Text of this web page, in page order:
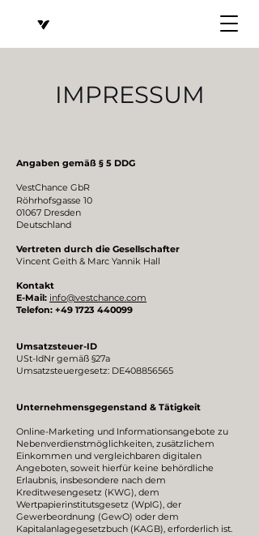
IMPRESSUM
Angaben gemäß § 5 DDG
VestChance GbR
Röhrhofsgasse 10
01067 Dresden
Deutschland
Vertreten durch die Gesellschafter
Vincent Geith & Marc Yannik Hall
​Kontakt
E-Mail: info@vestchance.com
Telefon: +49 1723 440099
Umsatzsteuer-ID
USt-IdNr gemäß §27a
Umsatzsteuergesetz: DE408856565
Unternehmensgegenstand & Tätigkeit
Online-Marketing und Informationsangebote zu
Nebenverdienstmöglichkeiten, zusätzlichem
Einkommen und vergleichbaren digitalen
Angeboten, soweit hierfür keine behördliche
Erlaubnis, insbesondere nach dem
Kreditwesengesetz (KWG), dem
Wertpapierinstitutsgesetz (WpIG), der
Gewerbeordnung (GewO) oder dem
Kapitalanlagegesetzbuch (KAGB), erforderlich ist.